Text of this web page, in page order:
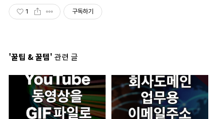
1 구독하기
'꿀팁 & 꿀템' 관련 글